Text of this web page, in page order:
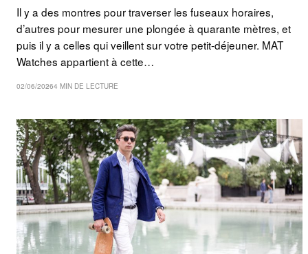
Il y a des montres pour traverser les fuseaux horaires,
d’autres pour mesurer une plongée à quarante mètres, et
puis il y a celles qui veillent sur votre petit-déjeuner. MAT
Watches appartient à cette…
02/06/20264 MIN DE LECTURE